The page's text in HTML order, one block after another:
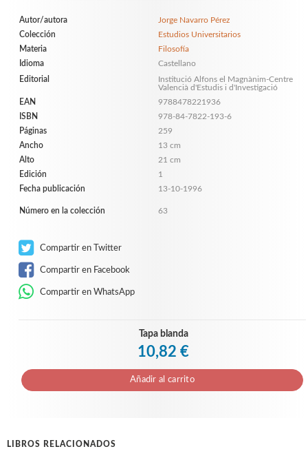
Autor/autora
Jorge Navarro Pérez
Colección
Estudios Universitarios
Materia
Filosofía
Idioma
Castellano
Editorial
Institució Alfons el Magnànim-Centre
Valencià d'Estudis i d'Investigació
EAN
9788478221936
ISBN
978-84-7822-193-6
Páginas
259
Ancho
13 cm
Alto
21 cm
Edición
1
Fecha publicación
13-10-1996
Número en la colección 63
Compartir en Twitter
Compartir en Facebook
Compartir en WhatsApp
Tapa blanda
10,82 €
Añadir al carrito
LIBROS RELACIONADOS